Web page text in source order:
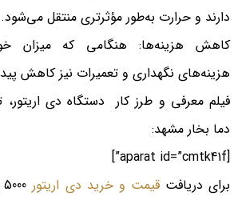
دارند و حرارت به‌طور مؤثرتری منتقل می‌شود.
کاهش هزینه‌ها: هنگامی که میزان
هزینه‌های نگهداری و تعمیرات نیز کاهش
فیلم معرفی و طرز کار دستگاه دی
دما بخار مشهد:
[aparat id=”cmtk41f”]
برای دریافتقیمت و خرید دی اریتور